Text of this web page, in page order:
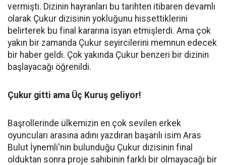
vermişti. Dizinin hayranları bu tarihten itibaren devamlı
olarak Çukur dizisinin yokluğunu hissettiklerini
belirterek bu final kararına isyan etmişlerdi. Ama çok
yakın bir zamanda Çukur seyircilerini memnun edecek
bir haber geldi. Çok yakında Çukur benzeri bir dizinin
başlayacağı öğrenildi.
Çukur gitti ama Üç Kuruş geliyor!
Başrollerinde ülkemizin en çok sevilen erkek
oyuncuları arasına adını yazdıran başarılı isim Aras
Bulut İynemli'nin bulunduğu Çukur dizisinin final
olduktan sonra proje sahibinin farklı bir olmayacağı bir